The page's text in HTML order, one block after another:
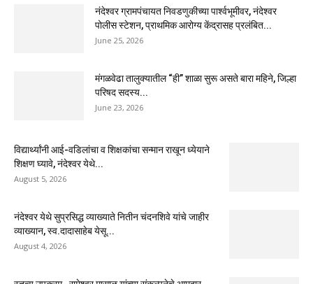
नंदेश्वर ग्रामपंचायत निवडणुकीच्या पार्श्वभूमीवर, नंदेश्वर
पोलीस स्टेशन, प्राथमिक आरोग्य केंद्रासह प्रलंबित...
June 25, 2026
मंगळवेढा तालुक्यातील “ही” शाळा सुरू असते बारा महिने, जिल्हा
परिषद सदस्य...
June 23, 2026
विद्यार्थ्यांनी आई-वडिलांचा व शिक्षकांचा सन्मान राखून ध्येयाने
शिक्षण घ्यावे, नंदेश्वर येथे...
August 5, 2026
नंदेश्वर येथे सुप्रसिद्ध व्याख्याते नितीन चंदनशिवे यांचे जाहीर
व्याख्यान, स्व.दादासाहेब येसू...
August 4, 2026